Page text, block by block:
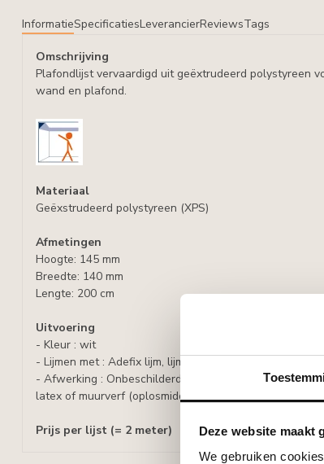
Deze website maakt
We gebruiken
InformatieSpecificatiesLeverancierReviewsTags
Omschrijving
Plafondlijst vervaardigd uit geëxtrudeerd polystyreen
wand en plafond.
Materiaal
Geëxstrudeerd polystyreen (XPS)
Afmetingen
Hoogte: 145 mm
Breedte: 140 mm
Lengte: 200 cm
Uitvoering
- Kleur : wit
- Lijmen met : Adefix lijm, lijmverbruik: 2 - 3 meter lijst
- Afwerking : Onbeschilderd, overschilderbaar met alle
latex of muurverf (oplosmiddelvrij).
Prijs per lijst (= 2 meter)